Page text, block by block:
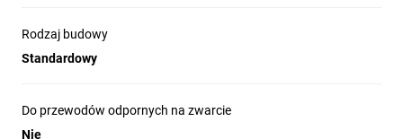
Rodzaj budowy
Standardowy
Do przewodów odpornych na zwarcie
Nie